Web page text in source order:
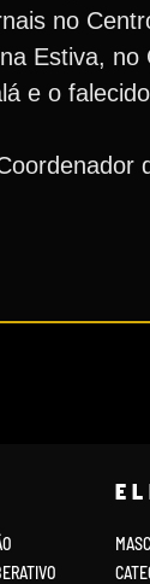
no
Estiva,
e o